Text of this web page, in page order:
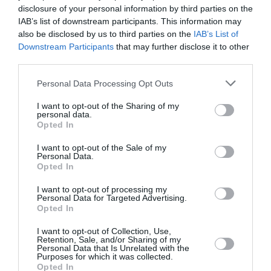
disclosure of your personal information by third parties on the
IAB’s list of downstream participants. This information may
also be disclosed by us to third parties on the IAB’s List of
Downstream Participants that may further disclose it to other
Personal Data Processing Opt Outs
I want to opt-out of the Sharing of my
personal data.
Opted In
I want to opt-out of the Sale of my
Personal Data.
Opted In
I want to opt-out of processing my
Personal Data for Targeted Advertising.
Opted In
I want to opt-out of Collection, Use,
Retention, Sale, and/or Sharing of my
Personal Data that Is Unrelated with the
Purposes for which it was collected.
Opted In
συμπεριφερόμαστε, ειδικότερα απέναντι σε
άτομα που ανήκουν σε συγκεκριμένες ομάδες»,
ανέφερε η υφυπουργός και πρόσθεσε ότι
«ακούμε συχνά ότι το ποδόσφαιρο είναι μόνο
για αγόρια, το ροζ χρώμα είναι “κοριτσίστικο”,
ενώ συζητάμε μόνο για τους προέδρους και τους
διευθυντές και σπάνια για τις προέδρους και
Η σημερινή κυβέρνηση καταβάλλει άοκνες
προσπάθειες για την καταπολέμηση των
στερεοτύπων που έχουν διαμορφώσει
κοινωνία και για τη δημιουργία συνθηκών που
ευνοούν την ισότιμη προώθηση γυναικών και